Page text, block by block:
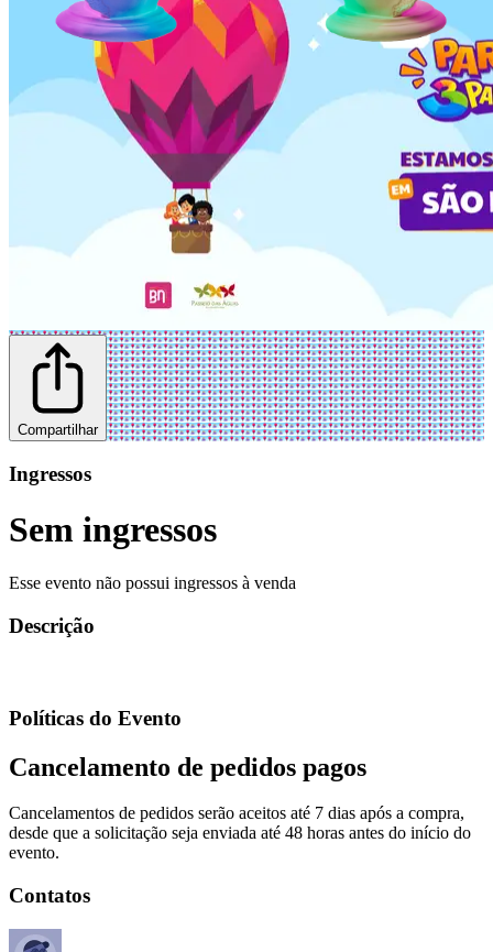
Compartilhar
Ingressos
Sem ingressos
Esse evento não possui ingressos à venda
Descrição
Políticas do Evento
Cancelamento de pedidos pagos
Cancelamentos de pedidos serão aceitos até 7 dias após a compra,
desde que a solicitação seja enviada até 48 horas antes do início do
evento.
Contatos